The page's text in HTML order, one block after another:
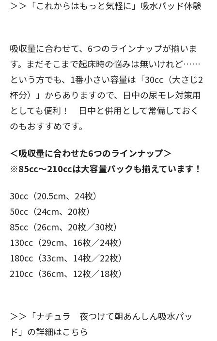
＞＞ 「これからはもっと気軽に」吸水パッド体験
吸収量に合わせて、6つのラインナップが揃いま
す。まだそこまで起床時の悩みは無いけれど……
という方でも、1番小さい容量は「30cc（大さじ2
杯分）」からありますので、日中の尿モレ対策用
としても便利！ 日中と併用として常備しておく
のもおすすめです。
＜吸収量に合わせた6つのラインナップ＞
※85cc～210ccは大容量パックも揃えています！
30cc（20.5cm、24枚）
50cc（24cm、20枚）
85cc（26cm、20枚／30枚）
130cc（29cm、16枚／24枚）
180cc（33cm、14枚／22枚）
210cc（36cm、12枚／18枚）
＞＞ 「ナチュラ 夜つけて朝あんしん吸水パッ
ド」の詳細はこちら